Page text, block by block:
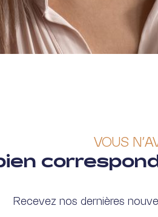
VOUS
Recevez nos dernières